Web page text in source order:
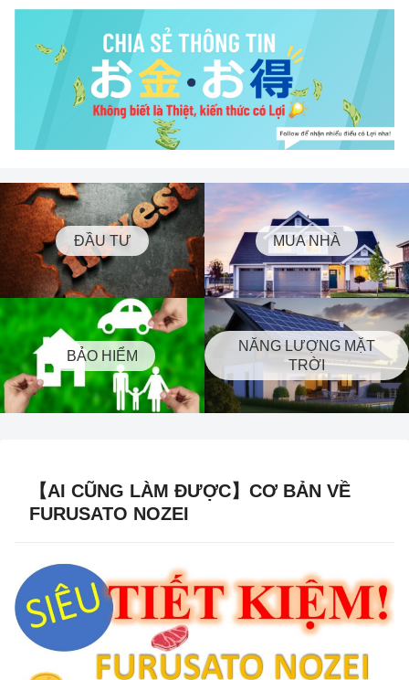
ĐẦU TƯ MUA NHÀ
BẢO HIỂM
NĂNG LƯỢNG MẶT
TRỜI
【AI CŨNG LÀM ĐƯỢC】CƠ BẢN VỀ
FURUSATO NOZEI